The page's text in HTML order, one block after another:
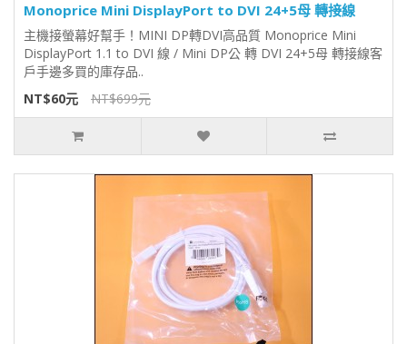
Monoprice Mini DisplayPort to DVI 24+5母 轉接線
主機接螢幕好幫手！MINI DP轉DVI高品質 Monoprice Mini
DisplayPort 1.1 to DVI 線 / Mini DP公 轉 DVI 24+5母 轉接線客
戶手邊多買的庫存品..
NT$60元
NT$699元